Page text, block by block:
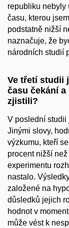
republiku nebyly
času, kterou
podstatně nižší
naznačuje, že
národních studií
Ve třetí studii
času čekání a
zjistili?
V poslední studii
Jinými slovy,
výzkumu, kteří
procent nižší
experimentu
nastalo.
založené na
důsledků jejich
hodnot v
může vést k